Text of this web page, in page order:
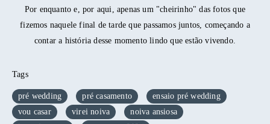
Por enquanto e, por aqui, apenas um "cheirinho" das fotos que
fizemos naquele final de tarde que passamos juntos, começando a
contar a história desse momento lindo que estão vivendo.
Tags
pré wedding pré casamento
ensaio pré wedding
vou casar
virei noiva
noiva ansiosa